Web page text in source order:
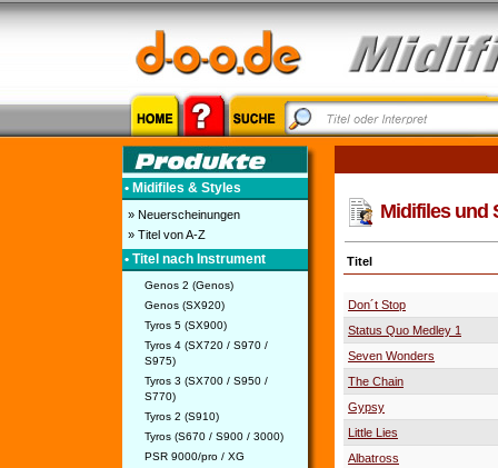
• Midifiles & Styles
» Neuerscheinungen
» Titel von A-Z
• Titel nach Instrument
Genos 2 (Genos)
Genos (SX920)
Tyros 5 (SX900)
Tyros 4 (SX720 / S970 /
S975)
Tyros 3 (SX700 / S950 /
S770)
Tyros 2 (S910)
Tyros (S670 / S900 / 3000)
PSR 9000/pro / XG
Midifiles und
Titel
Don´t Stop
Status Quo Medley 1
Seven Wonders
The Chain
Gypsy
Little Lies
Albatross